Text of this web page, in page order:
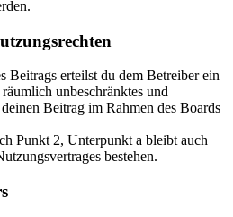
Beitrags erteilst du dem Betreiber ein
unbeschränktes und
Beitrag im Rahmen des Boards
Punkt 2, Unterpunkt a bleibt auch
bestehen.